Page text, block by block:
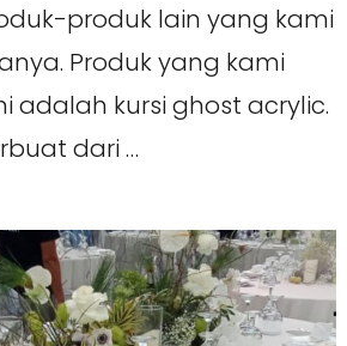
produk lain yang kami
Produk yang kami
adalah kursi ghost acrylic.
dari …